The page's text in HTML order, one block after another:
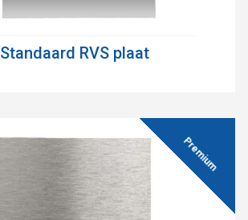
Standaard RVS plaat